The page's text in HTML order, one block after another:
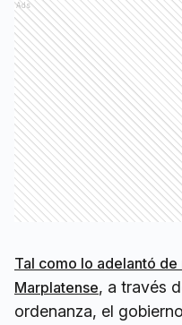
Ads
Tal como lo adelantó de
Marplatense, a través
ordenanza, el